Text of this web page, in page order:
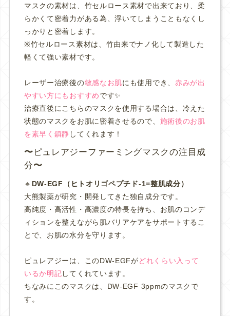
マスクの素材は、竹セルロース素材で出来ており、柔
らかくて密着力がある為、浮いてしまうこともなくし
っかりと密着します。
※竹セルロース素材は、竹由来でナノ化して製造した
軽くて強い素材です。
レーザー治療後の敏感なお肌にも使用でき、 赤みが出
やすい方にもおすすめです✨
治療直後にこちらのマスクを使用する場合は、冷えた
状態のマスクをお肌に密着させるので、 施術後のお肌
を素早く鎮静 してくれます！
ピュレアジーファーミングマスクの注目成
分
🔸 DW-EGF（ヒトオリゴペプチド‐1=整肌成分）
大熊製薬が研究・開発してきた独自成分です。
高純度・高活性・高濃度の特長を持ち、お肌のコンデ
ィションを整えながら肌バリアケアをサポートするこ
とで、お肌の水分を守ります。
ピュレアジーは、このDW-EGFがどれくらい入って
いるか明記してくれています。
ちなみにこのマスクは、DW-EGF 3ppmのマスクで
す。